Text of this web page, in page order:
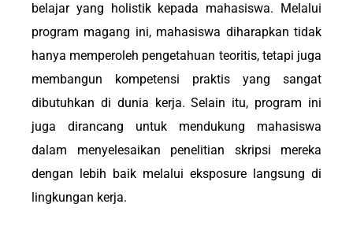
belajar yang holistik kepada mahasiswa. Melalui
program magang ini, mahasiswa diharapkan tidak
hanya memperoleh pengetahuan teoritis, tetapi juga
membangun kompetensi praktis yang sangat
dibutuhkan di dunia kerja. Selain itu, program ini
juga dirancang untuk mendukung mahasiswa
dalam menyelesaikan penelitian skripsi mereka
dengan lebih baik melalui eksposure langsung di
lingkungan kerja.